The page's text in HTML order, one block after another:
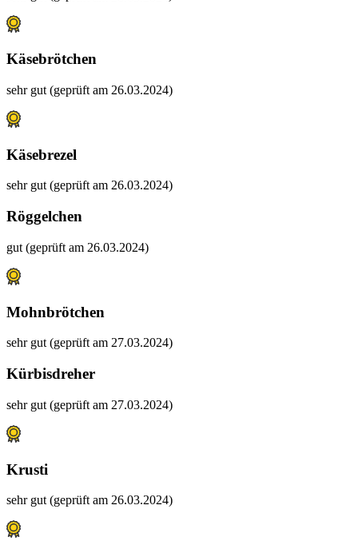
Käsebrötchen
sehr gut (geprüft am 26.03.2024)
Käsebrezel
sehr gut (geprüft am 26.03.2024)
Röggelchen
gut (geprüft am 26.03.2024)
Mohnbrötchen
sehr gut (geprüft am 27.03.2024)
Kürbisdreher
sehr gut (geprüft am 27.03.2024)
Krusti
sehr gut (geprüft am 26.03.2024)